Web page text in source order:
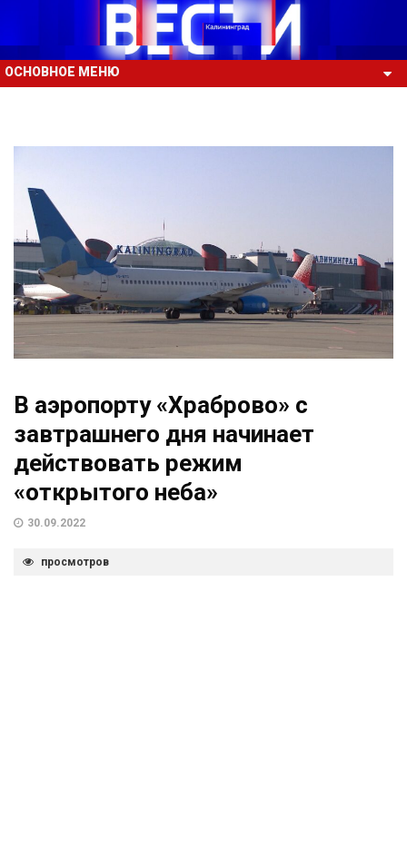
ОСНОВНОЕ МЕНЮ
В аэропорту «Храброво» с
завтрашнего дня начинает
действовать режим
«открытого неба»
30.09.2022
просмотров